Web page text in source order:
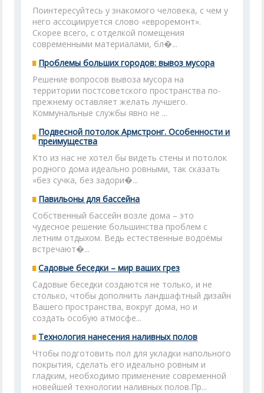
Поинтересуйтесь у знакомого человека, с чем у
него ассоциируется слово «евроремонт».
Скорее всего, с отделкой помещения
современными материалами, бл�...
Проблемы больших городов: вывоз мусора
Решение вопросов вывоза мусора на
территории постсоветского пространства по-
прежнему оставляет желать лучшего.
Коммунальные службы явно не ...
Подвесной потолок Армстронг. Особенности и
преимущества
Кто из нас не хотел бы видеть стены и потолок
родного дома идеально ровными, так сказать
«без сучка, без задори�...
Павильоны для бассейна
Собственный бассейн возле дома – это
чудесное решение большинства проблем с
летним отдыхом. Ведь естественные водоёмы
встречают�...
Садовые беседки – мир ваших грез
Садовые беседки создаются не только, и не
столько, чтобы дополнить ландшафтный дизайн
Вашего пространства, вокруг дома, но и
создать особую атмосфе...
Технология нанесения наливных полов
Чтобы подготовить пол для укладки напольного
покрытия, сделать его идеально ровным и
гладким, необходимо применение современной
новейшей технологии наливных полов.Пр...